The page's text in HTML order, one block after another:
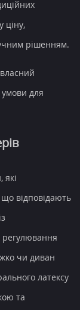
ціну,
рішенням.
для
що відповідають
регулювання
чи диван
латексу
та